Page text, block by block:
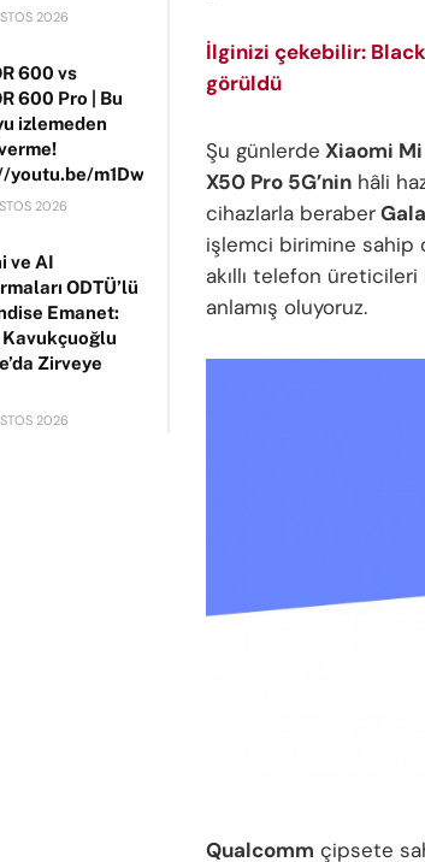
2026
600 vs
600 Pro | Bu
izlemeden
youtu.be/m1DwhP3lPCM
2026
ve AI
ODTÜ’lü
Emanet:
Kavukçuoğlu
Zirveye
2026
İlginizi çekebilir:
görüldü
Şu günlerde Xiaomi Mi
X50 Pro 5G’nin hâli
cihazlarla beraber
işlemci birimine sahip
akıllı telefon
anlamış oluyoruz.
Qualcomm çipsete